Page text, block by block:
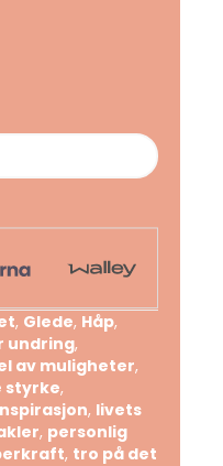
, Glede, Håp,
undring,
av muligheter,
styrke,
, livets
, personlig
, tro på det